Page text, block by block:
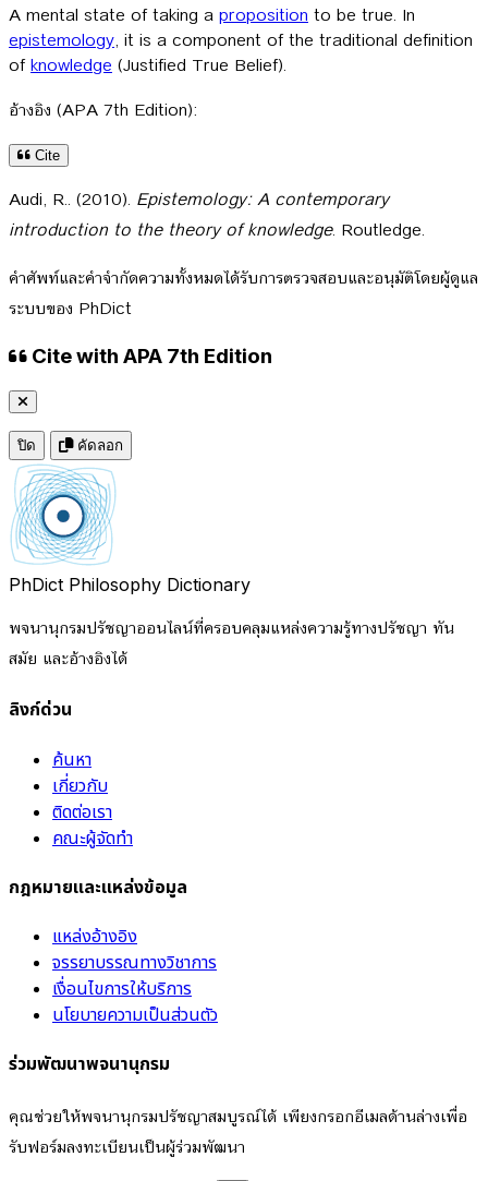
A mental state of taking a proposition to be true. In
epistemology, it is a component of the traditional definition
ofknowledge (Justified True Belief).
อ้างอิง (APA 7th Edition):
Cite
Audi, R.. (2010). Epistemology: A contemporary
introduction to the theory of knowledge. Routledge.
คำศัพท์และคำจำกัดความทั้งหมดได้รับการตรวจสอบและอนุมัติโดยผู้ดูแล
ระบบของ PhDict
Cite with APA 7th Edition
ปิด คัดลอก
PhDict Philosophy Dictionary
พจนานุกรมปรัชญาออนไลน์ที่ครอบคลุมแหล่งความรู้ทางปรัชญา ทัน
สมัย และอ้างอิงได้
ลิงก์ด่วน
ค้นหา
เกี่ยวกับ
ติดต่อเรา
คณะผู้จัดทำ
กฎหมายและแหล่งข้อมูล
แหล่งอ้างอิง
จรรยาบรรณทางวิชาการ
เงื่อนไขการให้บริการ
นโยบายความเป็นส่วนตัว
ร่วมพัฒนาพจนานุกรม
คุณช่วยให้พจนานุกรมปรัชญาสมบูรณ์ได้ เพียงกรอกอีเมลด้านล่างเพื่อ
รับฟอร์มลงทะเบียนเป็นผู้ร่วมพัฒนา